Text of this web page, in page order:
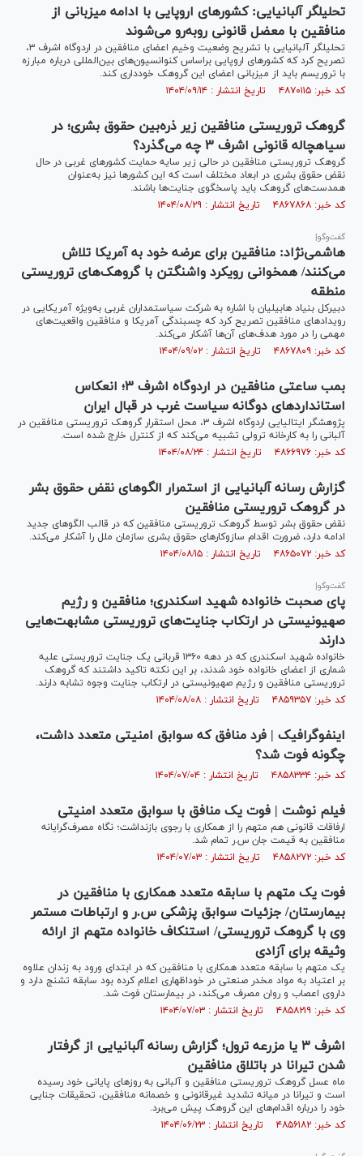
تحلیلگر آلبانیایی: کشور‌های اروپایی با ادامه میزبانی از
منافقین با معضل قانونی رو‌به‌رو می‌شوند
تحلیلگر آلبانیایی با تشریح وضعیت وخیم اعضای منافقین در اردوگاه اشرف ۳،
تصریح کرد که کشور‌های اروپایی براساس کنوانسیون‌های بین‌المللی درباره مبارزه
با تروریسم باید از میزبانی اعضای این گروهک خودداری کند.
کد خبر: ۴۸۷۰۱۱۵ تاریخ انتشار : ۱۴۰۴/۰۹/۱۴
گروهک تروریستی منافقین زیر ذره‌بین حقوق بشری؛ در
سیاهچاله قانونی اشرف ۳ چه می‌گذرد؟
گروهک تروریستی منافقین در حالی زیر سایه حمایت کشور‌های غربی در حال
نقض حقوق بشری در ابعاد مختلف است که این کشور‌ها نیز به‌عنوان
همدست‌های گروهک باید پاسخگوی جنایت‌‎ها باشند.
کد خبر: ۴۸۶۷۸۶۸ تاریخ انتشار : ۱۴۰۴/۰۸/۲۹
گفت‌و‌گو|
هاشمی‌نژاد: منافقین برای عرضه خود به آمریکا تلاش
می‌کنند/ همخوانی رویکرد واشنگتن با گروهک‌های تروریستی
منطقه
دبیرکل بنیاد هابیلیان با اشاره به شرکت سیاستمداران غربی به‌ویژه آمریکایی در
رویداد‌های منافقین تصریح کرد که چسبندگی آمریکا و منافقین واقعیت‌های
مهمی را در مورد هدف‌های آن‌ها آشکار می‌کند.
کد خبر: ۴۸۶۷۸۰۹ تاریخ انتشار : ۱۴۰۴/۰۹/۰۲
بمب ساعتی منافقین در اردوگاه اشرف ۳؛ انعکاس
استاندارد‌های دوگانه سیاست غرب در قبال ایران
پژوهشگر ایتالیایی اردوگاه اشرف ۳، محل استقرار گروهک تروریستی منافقین در
آلبانی را به کارخانه ترولی تشبیه می‌کند که از کنترل خارج شده است.
کد خبر: ۴۸۶۶۹۷۶ تاریخ انتشار : ۱۴۰۴/۰۸/۲۴
گزارش رسانه آلبانیایی از استمرار الگوهای نقض حقوق بشر
در گروهک تروریستی منافقین
نقض حقوق بشر توسط گروهک تروریستی منافقین که در قالب الگوهای جدید
ادامه دارد، ضرورت اقدام سازوکارهای حقوق بشری سازمان ملل را آشکار می‌کند.
کد خبر: ۴۸۶۵۰۷۲ تاریخ انتشار : ۱۴۰۴/۰۸/۱۵
گفت‌و‌گو|
پای صحبت خانواده شهید اسکندری؛ منافقین و رژیم
صهیونیستی در ارتکاب جنایت‌های تروریستی مشابهت‌هایی
دارند
خانواده شهید اسکندری که در دهه ۱۳۶۰ قربانی یک جنایت تروریستی علیه
شماری از اعضای خانواده خود شدند، بر این نکته تاکید داشتند که گروهک
تروریستی منافقین و رژیم صهیونیستی در ارتکاب جنایت وجوه تشابه دارند.
کد خبر: ۴۸۵۹۳۵۷ تاریخ انتشار : ۱۴۰۴/۰۸/۰۸
اینفوگرافیک | فرد منافق که سوابق امنیتی متعدد داشت،
چگونه فوت شد؟
کد خبر: ۴۸۵۸۳۳۴ تاریخ انتشار : ۱۴۰۴/۰۷/۰۴
فیلم نوشت | فوت یک منافق با سوابق متعدد امنیتی
ارفاقات قانونی هم متهم را از همکاری با رجوی بازنداشت؛ نگاه مصرف‌گرایانه
منافقین به قیمت جان س.ر تمام شد.
کد خبر: ۴۸۵۸۲۷۲ تاریخ انتشار : ۱۴۰۴/۰۷/۰۳
فوت یک متهم با سابقه متعدد همکاری با منافقین در
بیمارستان/ جزئیات سوابق پزشکی س.ر و ارتباطات مستمر
وی با گروهک تروریستی/ استنکاف خانواده متهم از ارائه
وثیقه برای آزادی
یک متهم با سابقه متعدد همکاری با منافقین که در ابتدای ورود به زندان علاوه
بر اعتیاد به مواد مخدر صنعتی در خوداظهاری اعلام کرده بود سابقه تشنج دارد و
داروی اعصاب و روان مصرف می‌کند، در بیمارستان فوت شد.
کد خبر: ۴۸۵۸۲۱۹ تاریخ انتشار : ۱۴۰۴/۰۷/۰۳
اشرف ۳ یا مزرعه ترول؛ گزارش رسانه آلبانیایی از گرفتار
شدن تیرانا در باتلاق منافقین
ماه عسل گروهک تروریستی منافقین و آلبانی به روز‌های پایانی خود رسیده
است و تیرانا در میانه تشدید غیرقانونی و خصمانه منافقین، تحقیقات جنایی
خود را درباره اقدام‌های این گروهک پیش می‌برد.
کد خبر: ۴۸۵۶۱۸۲ تاریخ انتشار : ۱۴۰۴/۰۶/۲۳